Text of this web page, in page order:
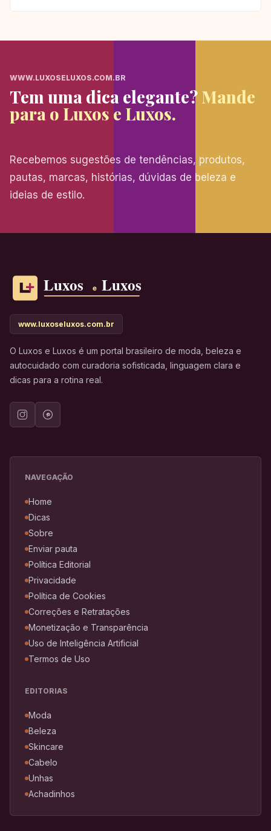
WWW.LUXOSELUXOS.COM.BR
Tem uma dica elegante?Mande
para o Luxos e Luxos.
Recebemos sugestões de tendências, produtos,
pautas, marcas, histórias, dúvidas de beleza e
ideias de estilo.
www.luxoseluxos.com.br
O Luxos e Luxos é um portal brasileiro de moda, beleza e
autocuidado com curadoria sofisticada, linguagem clara e
dicas para a rotina real.
NAVEGAÇÃO
Home
Dicas
Sobre
Enviar pauta
Política Editorial
Privacidade
Política de Cookies
Correções e Retratações
Monetização e Transparência
Uso de Inteligência Artificial
Termos de Uso
EDITORIAS
Moda
Beleza
Skincare
Cabelo
Unhas
Achadinhos